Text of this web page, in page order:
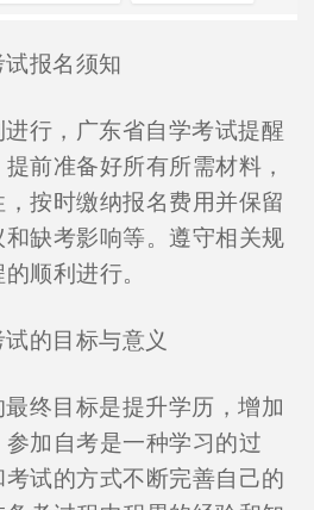
报名须知
行，广东省自学考试提醒
前准备好所有所需材料，
按时缴纳报名费用并保留
缺考影响等。遵守相关规
顺利进行。
的目标与意义
终目标是提升学历，增加
加自考是一种学习的过
试的方式不断完善自己的